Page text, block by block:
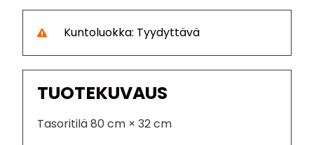
Kuntoluokka: Tyydyttävä
TUOTEKUVAUS
Tasoritilä 80 cm × 32 cm